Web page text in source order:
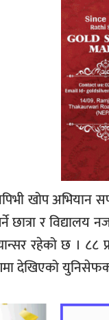
खोप अभियान
छात्रा र विद्यालय
रहेको छ । ८८
देखिएको